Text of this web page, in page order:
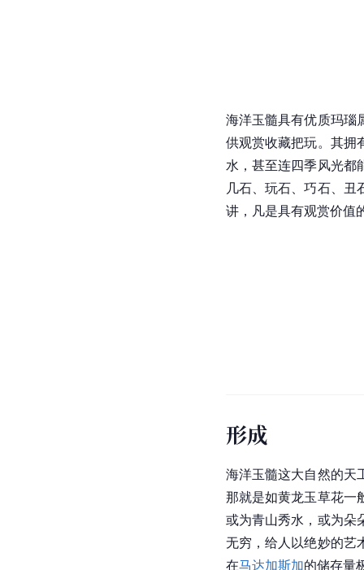
海洋玉髓具有优质玛瑙
供观赏收藏把玩。其拥
水，甚至连四季风光都
几石、玩石、巧石、丑
讲，凡是具有观赏价值
形成
海洋玉髓这大自然的天
那就是如黄龙玉草花一
或为青山秀水，或为朵
无穷，给人以绝妙的艺
在马达加斯加的储存量